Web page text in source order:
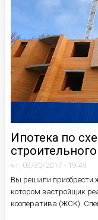
Ипотека по
чт, 03/30/2017 - 19:49
Вы решили приобрести
котором застройщик
кооператива (ЖСК).